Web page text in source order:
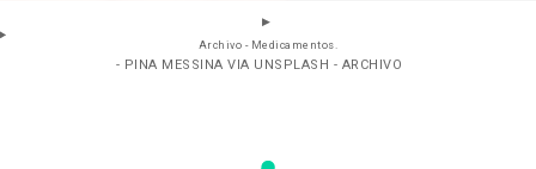
Archivo - Medicamentos.
- PINA MESSINA VIA UNSPLASH - ARCHIVO